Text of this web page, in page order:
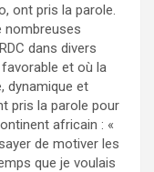
ont pris la parole.
nombreuses
dans divers
et où la
dynamique et
pris la parole pour
africain : «
de motiver les
que je voulais